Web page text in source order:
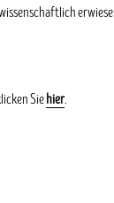
Siehier.